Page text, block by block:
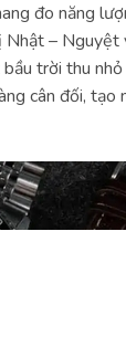
đo năng
–
trời thu
cân đối, tạo